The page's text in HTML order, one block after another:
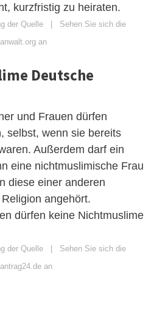
kurzfristig zu heiraten.
der Quelle | Sehen Sie sich die
an
Deutsche
und Frauen dürfen
selbst, wenn sie bereits
Außerdem darf ein
eine nichtmuslimische Frau
diese einer anderen
angehört.
dürfen keine Nichtmuslime
der Quelle | Sehen Sie sich die
an